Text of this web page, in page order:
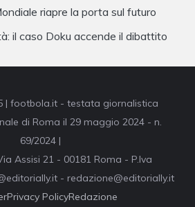
riapre la porta sul futuro
il caso Doku accende il dibattito
| footbola.it - testata giornalistica
di Roma il 29 maggio 2024 - n.
69/2024 |
Assisi 21 - 00181 Roma - P.Iva
- redazione@editorially.it
Privacy PolicyRedazione